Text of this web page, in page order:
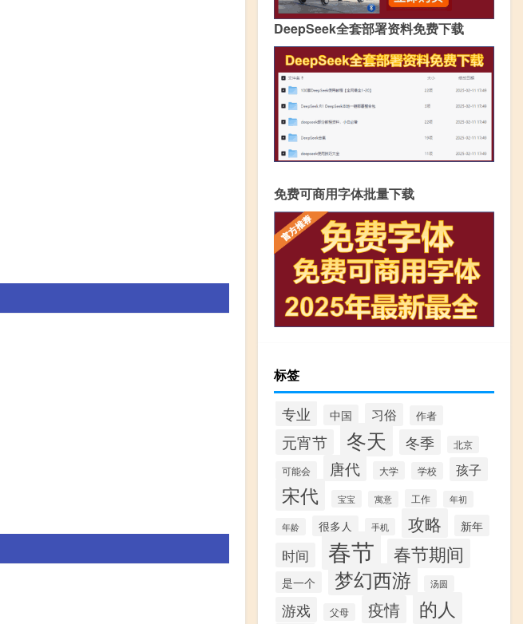
DeepSeek全套部署资料免费下载
免费可商用字体批量下载
标签
专业 中国 习俗 作者
元宵节 冬天 冬季 北京
可能会 唐代 大学 学校 孩子
宋代 宝宝 寓意 工作 年初
年龄 很多人 手机 攻略 新年
时间 春节 春节期间
是一个 梦幻西游 汤圆
游戏 父母 疫情 的人